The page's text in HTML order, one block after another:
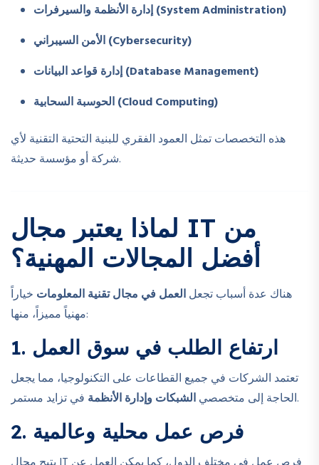
إدارة الأنظمة والسيرفرات (System Administration)
الأمن السيبراني (Cybersecurity)
إدارة قواعد البيانات (Database Management)
الحوسبة السحابية (Cloud Computing)
هذه التخصصات تمثل العمود الفقري للبنية التحتية التقنية لأي
شركة أو مؤسسة حديثة.
لماذا يعتبر مجال IT من
أفضل المجالات المهنية؟
هناك عدة أسباب تجعلالعمل في مجال تقنية المعلومات خياراً
مهنياً مميزاً، منها:
1. ارتفاع الطلب في سوق العمل
تعتمد الشركات في جميع القطاعات على التكنولوجيا، مما يجعل
الحاجة إلى متخصصيالشبكات وإدارة الأنظمة في تزايد مستمر.
2. فرص عمل محلية وعالمية